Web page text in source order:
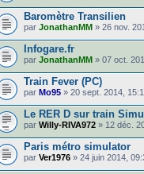
Baromètre Transilien
par JonathanMM » 26 nov.
Infogare.fr
par JonathanMM » 07 oct.
Train Fever (PC)
par Mo95 » 20 sept. 2014,
Le RER D sur train
par Willy-RIVA972 » 12 déc.
Paris métro simulator
par Ver1976 » 24 juin 2014,